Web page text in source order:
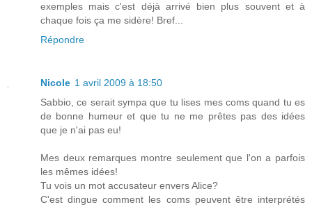
exemples mais c'est déjà arrivé bien plus souvent et à
chaque fois ça me sidère! Bref...
Répondre
Nicole 1 avril 2009 à 18:50
Sabbio, ce serait sympa que tu lises mes coms quand tu es
de bonne humeur et que tu ne me prêtes pas des idées
que je n'ai pas eu!
Mes deux remarques montre seulement que l'on a parfois
les mêmes idées!
Tu vois un mot accusateur envers Alice?
C'est dingue comment les coms peuvent être interprétés